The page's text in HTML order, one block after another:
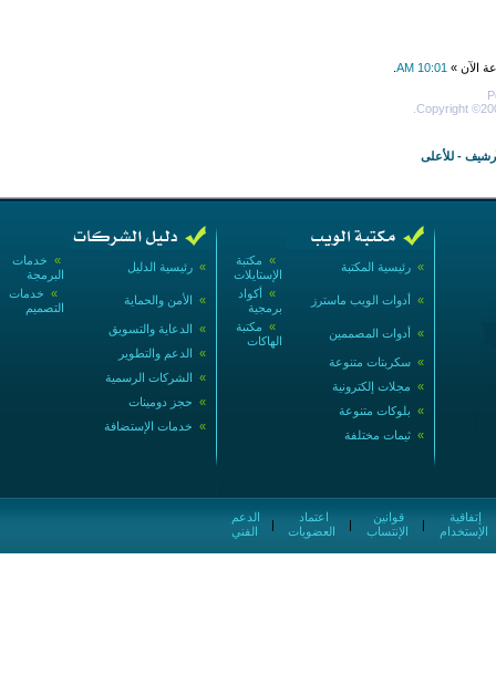
الآن » 10:01 AM
Copyright
- للأعلى
» خدمات
البرمجة
» رئيسية الدليل
» خدمات
التصميم
» الأمن والحماية
» الدعاية والتسويق
» الدعم والتطوير
» الشركات الرسمية
» حجز دومينات
» خدمات الإستضافة
» مكتبة
الإستايلات
» رئيسية المكتبة
» أكواد
برمجية
» أدوات الويب ماسترز
» مكتبة
الهاكات
» أدوات المصممين
» سكربتات متنوعة
» مجلات إلكترونية
» بلوكات متنوعة
» ثيمات مختلفة
الفني
|
العضويات
|
الإنتساب
|
الإستخدام